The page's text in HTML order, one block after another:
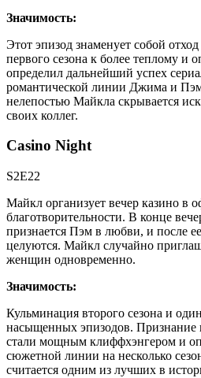
Значимость:
Этот эпизод знаменует собой
первого сезона к более теплому и
определил дальнейший успех
романтической линии Джима и Пэм
нелепостью Майкла скрывается
своих коллег.
Casino Night
S2E22
Майкл организует вечер казино в
благотворительности. В конце
признается Пэм в любви, и после
целуются. Майкл случайно
женщин одновременно.
Значимость:
Кульминация второго сезона и
насыщенных эпизодов.
стали мощным клиффхэнгером и
сюжетной линии на несколько
считается одним из лучших в